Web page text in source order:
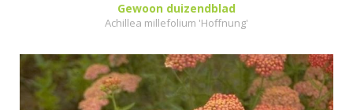
Gewoon duizendblad
Achillea millefolium 'Hoffnung'